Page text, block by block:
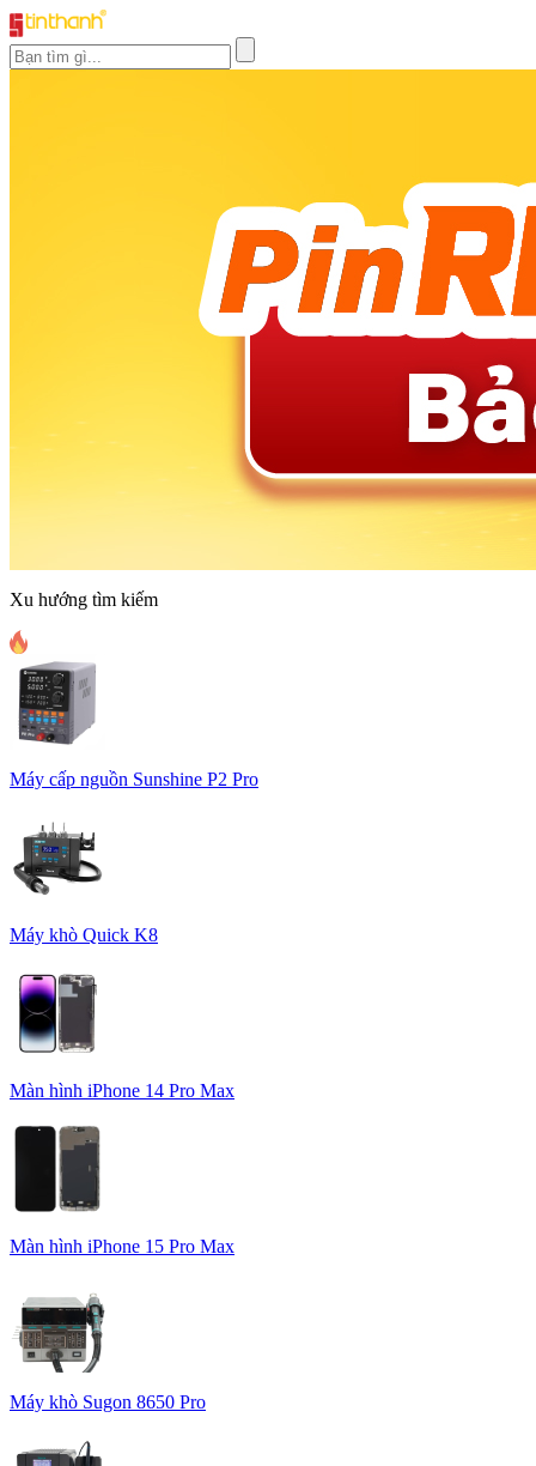
Xu hướng tìm kiếm
Máy cấp nguồn Sunshine P2 Pro
Máy khò Quick K8
Màn hình iPhone 14 Pro Max
Màn hình iPhone 15 Pro Max
Máy khò Sugon 8650 Pro